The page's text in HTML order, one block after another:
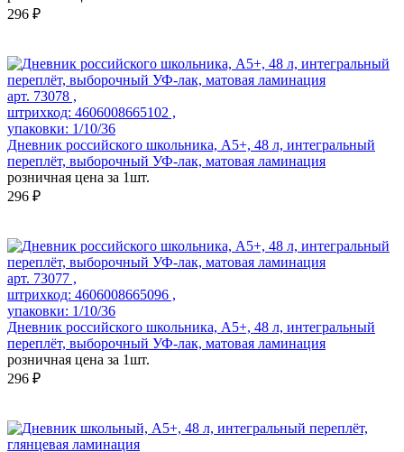
296 ₽
арт. 73078 ,
штрихкод: 4606008665102 ,
упаковки: 1/10/36
Дневник российского школьника, А5+, 48 л, интегральный
переплёт, выборочный УФ-лак, матовая ламинация
розничная цена за 1шт.
296 ₽
арт. 73077 ,
штрихкод: 4606008665096 ,
упаковки: 1/10/36
Дневник российского школьника, А5+, 48 л, интегральный
переплёт, выборочный УФ-лак, матовая ламинация
розничная цена за 1шт.
296 ₽